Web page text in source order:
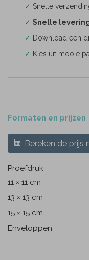
✓ Snelle
✓ Snelle
✓ Download een
✓ Kies uit mooie
Formaten en prijzen
Bereken de
Proefdruk
11 × 11 cm
13 × 13 cm
15 × 15 cm
Enveloppen